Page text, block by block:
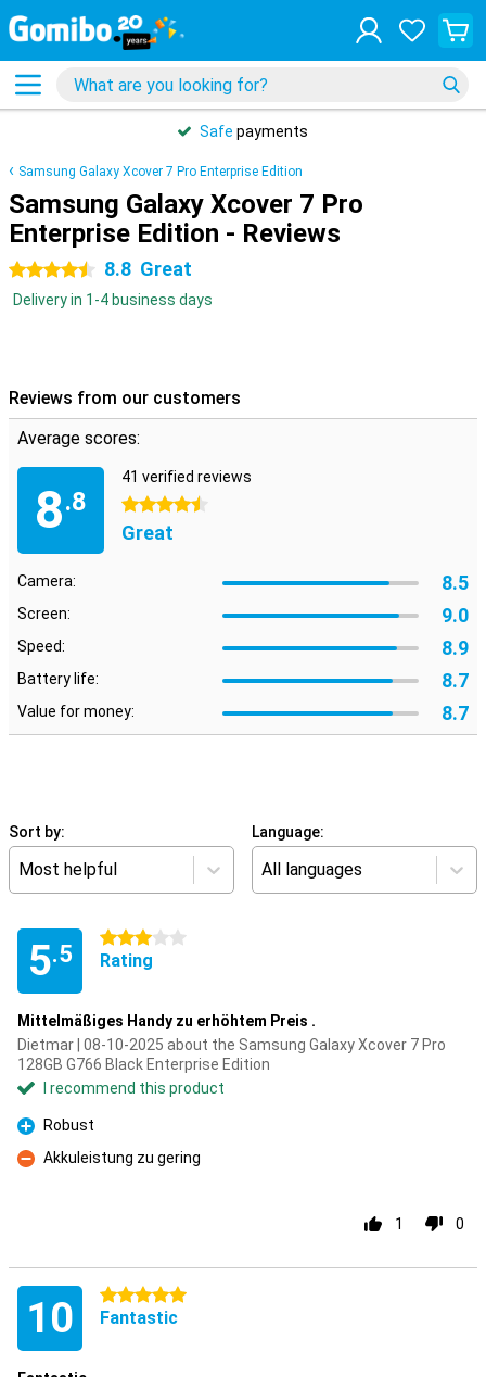
Safe payments
Samsung Galaxy Xcover 7 Pro Enterprise Edition
Samsung Galaxy Xcover 7 Pro
Enterprise Edition - Reviews
4.5 stars 8.8 Great
Delivery in 1-4 business days
Reviews from our customers
Average scores:
8.8
41 verified reviews
4.5 stars
Great
Camera: 8.5
Screen: 9.0
Speed: 8.9
Battery life: 8.7
Value for money: 8.7
Sort by:
Most helpful
Language:
All languages
5.5
3 stars
Rating
Mittelmäßiges Handy zu erhöhtem Preis .
Dietmar | 08-10-2025 about the Samsung Galaxy Xcover 7 Pro
128GB G766 Black Enterprise Edition
I recommend this product
Pro
Robust
Con
Akkuleistung zu gering
1 0
10 5 stars
Fantastic